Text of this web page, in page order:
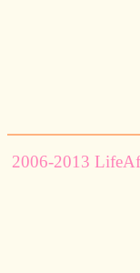
2006-2013